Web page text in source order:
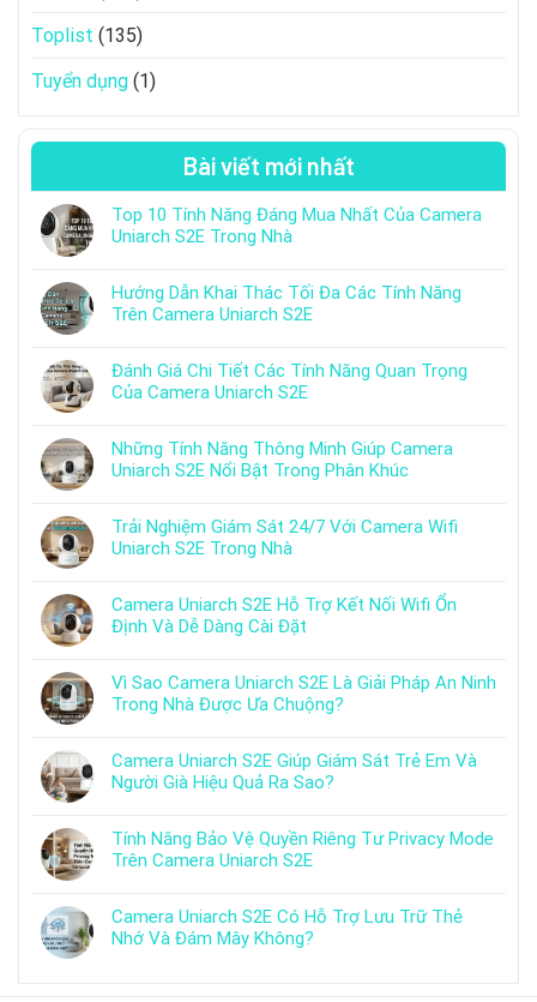
Toplist (135)
Tuyển dụng (1)
Bài viết mới nhất
Top 10 Tính Năng Đáng Mua Nhất Của Camera
Uniarch S2E Trong Nhà
Hướng Dẫn Khai Thác Tối Đa Các Tính Năng
Trên Camera Uniarch S2E
Đánh Giá Chi Tiết Các Tính Năng Quan Trọng
Của Camera Uniarch S2E
Những Tính Năng Thông Minh Giúp Camera
Uniarch S2E Nổi Bật Trong Phân Khúc
Trải Nghiệm Giám Sát 24/7 Với Camera Wifi
Uniarch S2E Trong Nhà
Camera Uniarch S2E Hỗ Trợ Kết Nối Wifi Ổn
Định Và Dễ Dàng Cài Đặt
Vì Sao Camera Uniarch S2E Là Giải Pháp An Ninh
Trong Nhà Được Ưa Chuộng?
Camera Uniarch S2E Giúp Giám Sát Trẻ Em Và
Người Già Hiệu Quả Ra Sao?
Tính Năng Bảo Vệ Quyền Riêng Tư Privacy Mode
Trên Camera Uniarch S2E
Camera Uniarch S2E Có Hỗ Trợ Lưu Trữ Thẻ
Nhớ Và Đám Mây Không?